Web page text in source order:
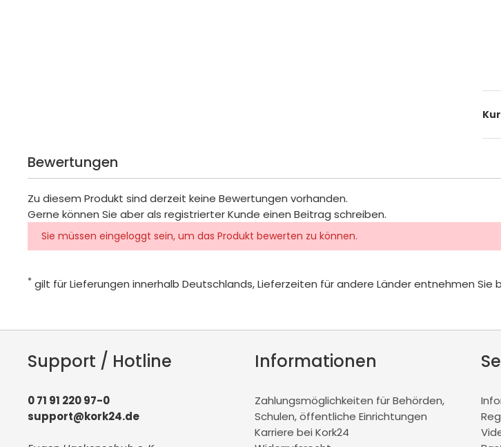
Bewertungen
Zu diesem Produkt sind derzeit keine Bewertungen vorhanden.
Gerne können Sie aber als registrierter Kunde einen Beitrag schreiben.
Sie müssen eingeloggt sein, um das Produkt bewerten zu können.
* gilt für Lieferungen innerhalb Deutschlands, Lieferzeiten für andere Länder entnehmen
Support / Hotline
0 71 91 220 97-0
support@kork24.de
Informationen
Zahlungsmöglichkeiten für Behörden,
Schulen, öffentliche Einrichtungen
Karriere bei Kork24